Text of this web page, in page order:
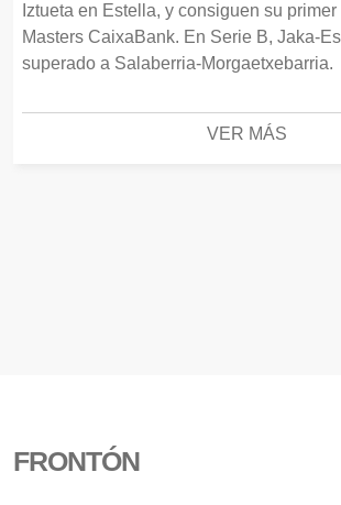
Iztueta en Estella, y consiguen su primer
Masters CaixaBank. En Serie B, Jaka-
superado a Salaberria-Morgaetxebarria.
VER MÁS
FRONTÓN